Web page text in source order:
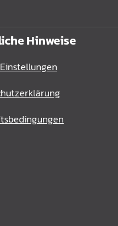
Hinweise